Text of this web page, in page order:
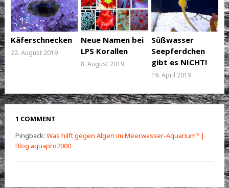
Käferschnecken
22. August 2019
Neue Namen bei
LPS Korallen
8. August 2019
Süßwasser
Seepferdchen
gibt es NICHT!
19. April 2019
1 COMMENT
Pingback: Was hilft gegen Algen im Meerwasser-Aquarium? |
Blog aquapro2000